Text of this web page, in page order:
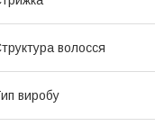
волосся
виробу